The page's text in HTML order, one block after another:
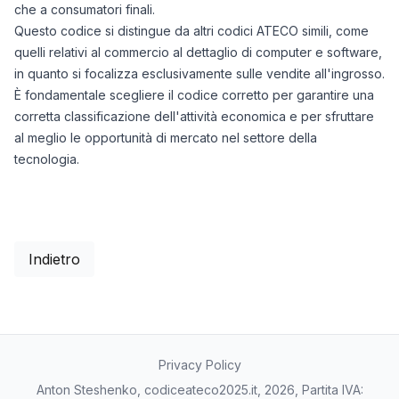
che a consumatori finali.
Questo codice si distingue da altri codici ATECO simili, come
quelli relativi al commercio al dettaglio di computer e software,
in quanto si focalizza esclusivamente sulle vendite all'ingrosso.
È fondamentale scegliere il codice corretto per garantire una
corretta classificazione dell'attività economica e per sfruttare
al meglio le opportunità di mercato nel settore della
tecnologia.
Indietro
Privacy Policy
Anton Steshenko, codiceateco2025.it, 2026, Partita IVA: